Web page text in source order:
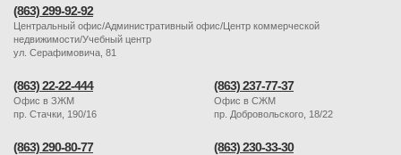
(863) 299-92-92
Центральный офис/Административный офис/Центр коммерческой
недвижимости/Учебный центр
ул. Серафимовича, 81
(863) 22-22-444
Офис в ЗЖМ
пр. Стачки, 190/16
(863) 237-77-37
Офис в СЖМ
пр. Добровольского, 18/22
(863) 290-80-77 (863) 230-33-30